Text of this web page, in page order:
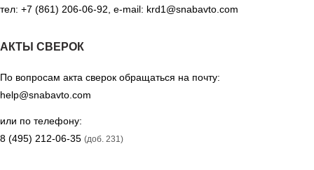
тел: +7 (861) 206-06-92, e-mail: krd1@snabavto.com
АКТЫ СВЕРОК
По вопросам акта сверок обращаться на почту:
help@snabavto.com
или по телефону:
8 (495) 212-06-35 (доб. 231)